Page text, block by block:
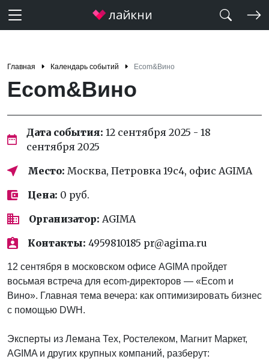
Главная Календарь событий Ecom&Вино
Ecom&Вино
Дата события: 12 сентября 2025 - 18
сентября 2025
Место: Москва, Петровка 19с4, офис AGIMA
Цена: 0 руб.
Организатор: AGIMA
Контакты: 4959810185 pr@agima.ru
12 сентября в московском офисе AGIMA пройдет
восьмая встреча для ecom-директоров — «Ecom и
Вино». Главная тема вечера: как оптимизировать бизнес
с помощью DWH.
Эксперты из Лемана Тех, Ростелеком, Магнит Маркет,
AGIMA и других крупных компаний, разберут: